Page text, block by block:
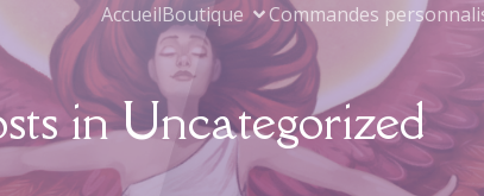
AccueilBoutique Commandes
in Uncategorized